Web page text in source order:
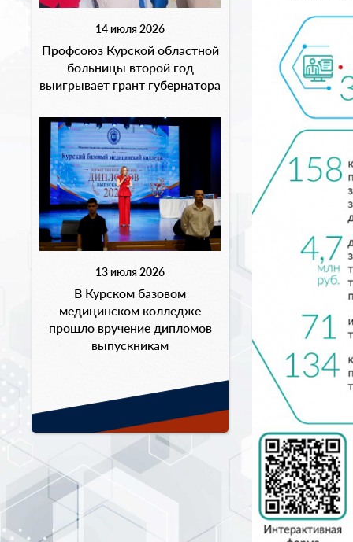
14 июля 2026
Профсоюз Курской областной
больницы второй год
выигрывает грант губернатора
13 июля 2026
В Курском базовом
медицинском колледже
прошло вручение дипломов
выпускникам